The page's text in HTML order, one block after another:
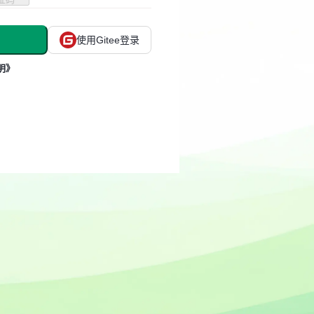
使用Gitee登录
》